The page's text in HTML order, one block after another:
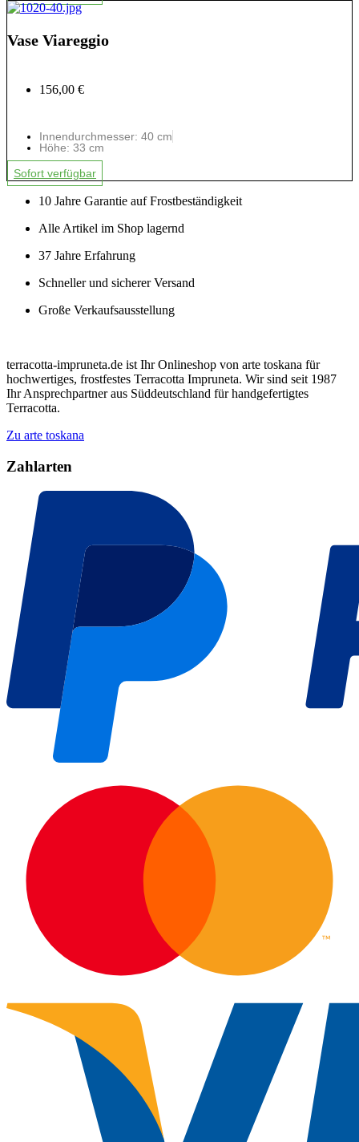
Vase Viareggio
156,00 €
Innendurchmesser: 40 cm
Höhe: 33 cm
Sofort verfügbar
10 Jahre Garantie auf Frostbeständigkeit
Alle Artikel im Shop lagernd
37 Jahre Erfahrung
Schneller und sicherer Versand
Große Verkaufsausstellung
terracotta-impruneta.de ist Ihr Onlineshop von arte toskana für
hochwertiges, frostfestes Terracotta Impruneta. Wir sind seit 1987
Ihr Ansprechpartner aus Süddeutschland für handgefertigtes
Terracotta.
Zu arte toskana
Zahlarten